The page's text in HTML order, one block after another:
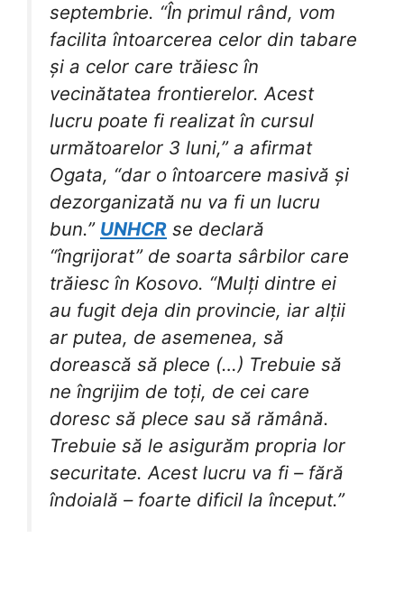
septembrie. “În primul rând, vom
facilita întoarcerea celor din tabare
și a celor care trăiesc în
vecinătatea frontierelor. Acest
lucru poate fi realizat în cursul
următoarelor 3 luni,” a afirmat
Ogata, “dar o întoarcere masivă și
dezorganizată nu va fi un lucru
bun.” UNHCR se declară
“îngrijorat” de soarta sârbilor care
trăiesc în Kosovo. “Mulți dintre ei
au fugit deja din provincie, iar alții
ar putea, de asemenea, să
dorească să plece (…) Trebuie să
ne îngrijim de toți, de cei care
doresc să plece sau să rămână.
Trebuie să le asigurăm propria lor
securitate. Acest lucru va fi – fără
îndoială – foarte dificil la început.”